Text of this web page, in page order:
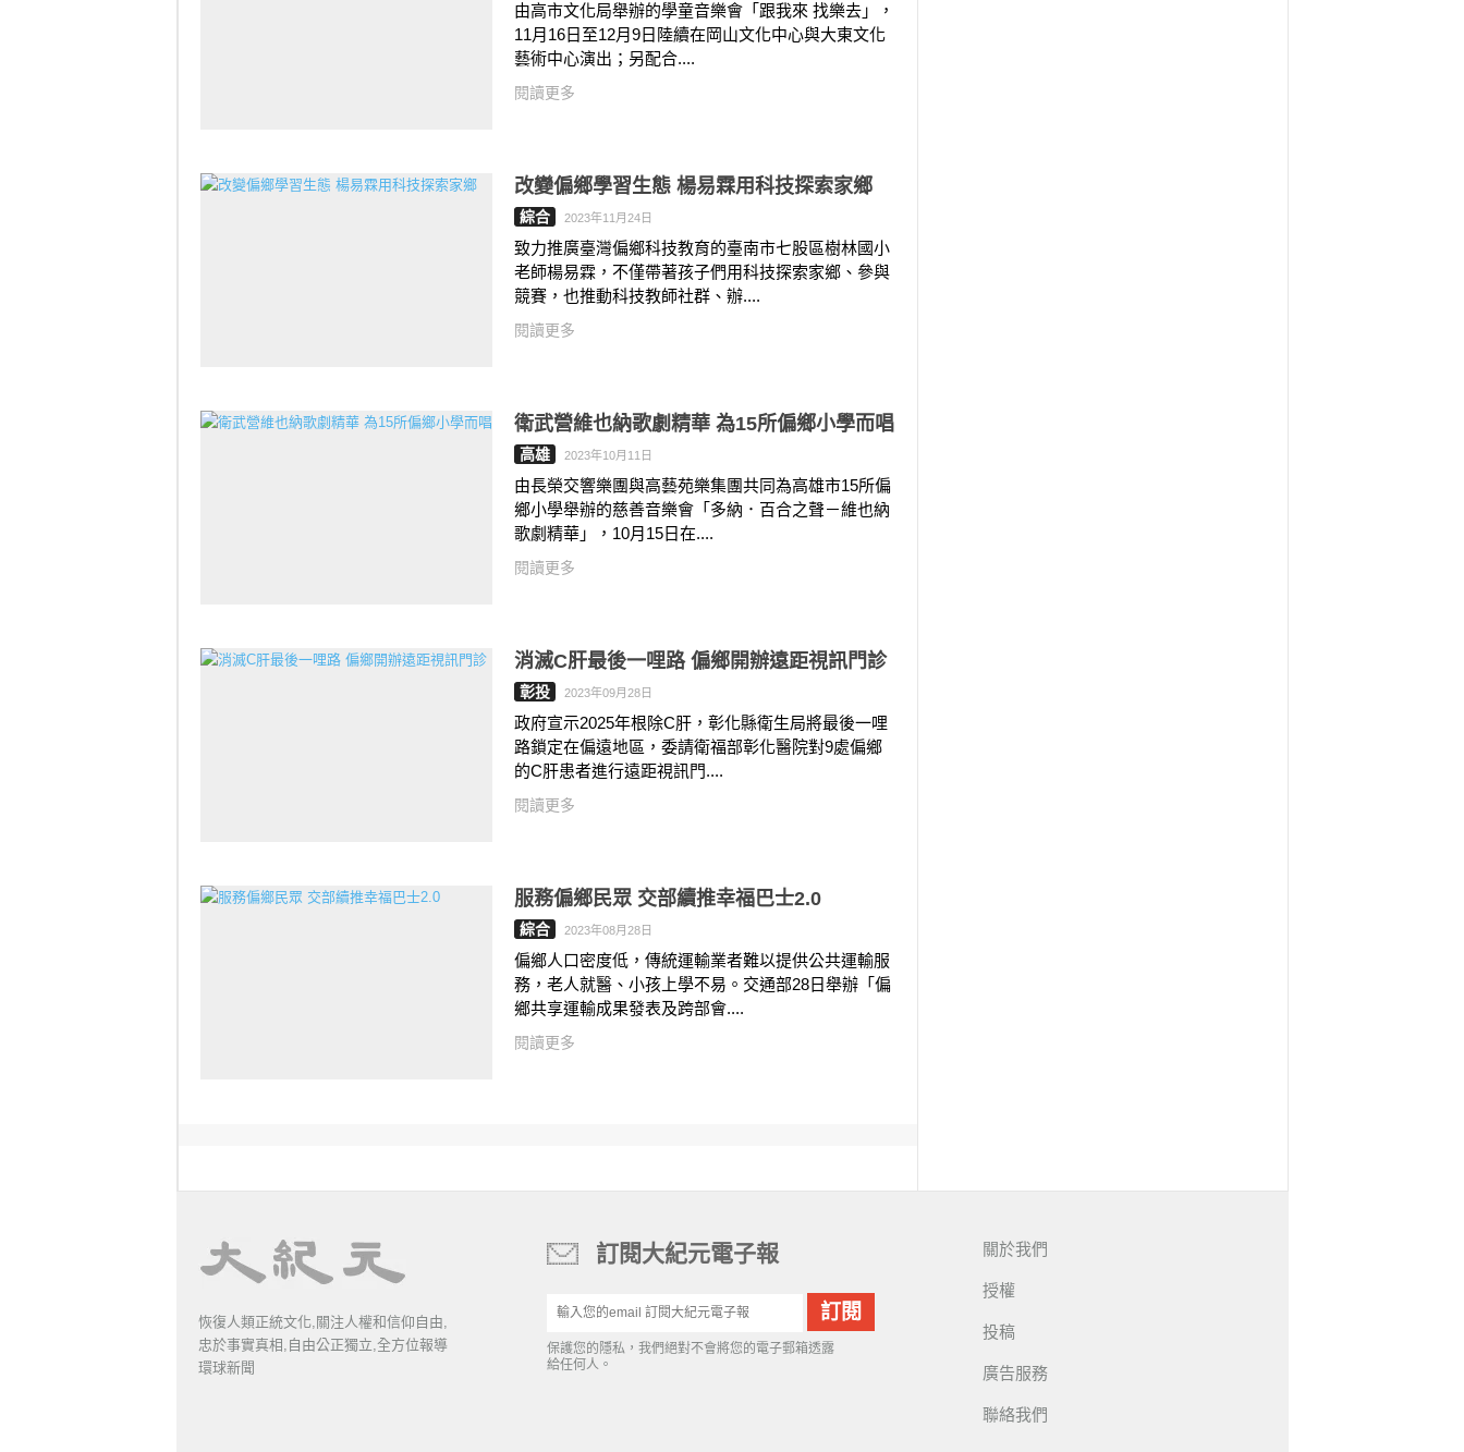
由高市文化局舉辦的學童音樂會「跟我來 找樂去」，
11月16日至12月9日陸續在岡山文化中心與大東文化
藝術中心演出；另配合....
閱讀更多
改變偏鄉學習生態 楊易霖用科技探索家鄉
綜合 2023年11月24日
致力推廣臺灣偏鄉科技教育的臺南市七股區樹林國小
老師楊易霖，不僅帶著孩子們用科技探索家鄉、參與
競賽，也推動科技教師社群、辦....
閱讀更多
衛武營維也納歌劇精華 為15所偏鄉小學而唱
高雄 2023年10月11日
由長榮交響樂團與高藝苑樂集團共同為高雄市15所偏
鄉小學舉辦的慈善音樂會「多納．百合之聲－維也納
歌劇精華」，10月15日在....
閱讀更多
消滅C肝最後一哩路 偏鄉開辦遠距視訊門診
彰投 2023年09月28日
政府宣示2025年根除C肝，彰化縣衛生局將最後一哩
路鎖定在偏遠地區，委請衛福部彰化醫院對9處偏鄉
的C肝患者進行遠距視訊門....
閱讀更多
服務偏鄉民眾 交部續推幸福巴士2.0
綜合 2023年08月28日
偏鄉人口密度低，傳統運輸業者難以提供公共運輸服
務，老人就醫、小孩上學不易。交通部28日舉辦「偏
鄉共享運輸成果發表及跨部會....
閱讀更多
恢復人類正統文化,關注人權和信仰自由,
忠於事實真相,自由公正獨立,全方位報導
環球新聞
訂閱大紀元電子報
保護您的隱私，我們絕對不會將您的電子郵箱透露
給任何人。
關於我們
授權
投稿
廣告服務
聯絡我們